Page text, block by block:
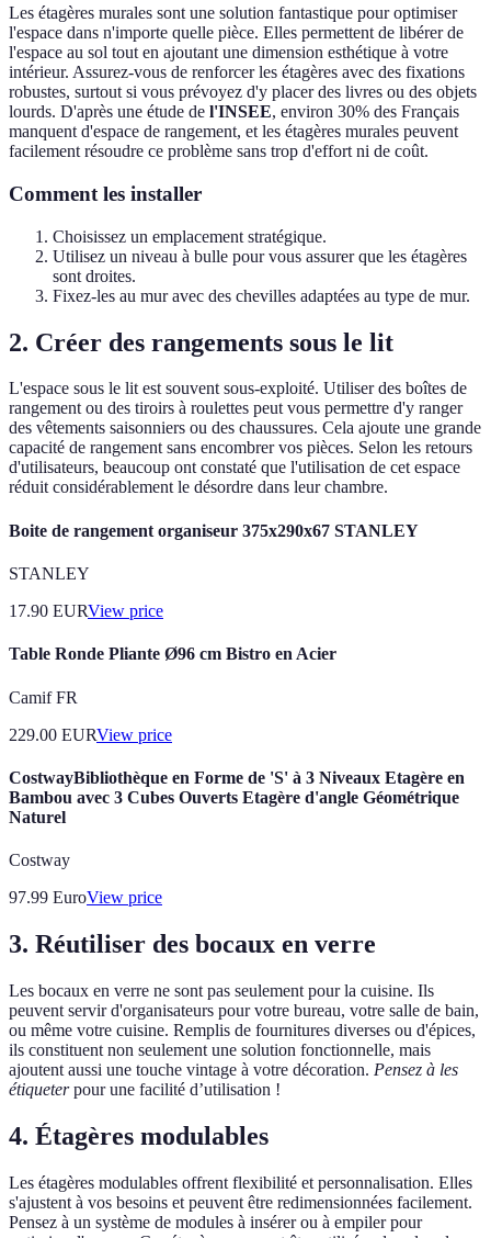
Les étagères murales sont une solution fantastique pour optimiser
l'espace dans n'importe quelle pièce. Elles permettent de libérer de
l'espace au sol tout en ajoutant une dimension esthétique à votre
intérieur. Assurez-vous de renforcer les étagères avec des fixations
robustes, surtout si vous prévoyez d'y placer des livres ou des objets
lourds. D'après une étude de l'INSEE, environ 30% des Français
manquent d'espace de rangement, et les étagères murales peuvent
facilement résoudre ce problème sans trop d'effort ni de coût.
Comment les installer
Choisissez un emplacement stratégique.
Utilisez un niveau à bulle pour vous assurer que les étagères
sont droites.
Fixez-les au mur avec des chevilles adaptées au type de mur.
2. Créer des rangements sous le lit
L'espace sous le lit est souvent sous-exploité. Utiliser des boîtes de
rangement ou des tiroirs à roulettes peut vous permettre d'y ranger
des vêtements saisonniers ou des chaussures. Cela ajoute une grande
capacité de rangement sans encombrer vos pièces. Selon les retours
d'utilisateurs, beaucoup ont constaté que l'utilisation de cet espace
réduit considérablement le désordre dans leur chambre.
Boite de rangement organiseur 375x290x67 STANLEY
STANLEY
17.90 EURView price
Table Ronde Pliante Ø96 cm Bistro en Acier
Camif FR
229.00 EURView price
CostwayBibliothèque en Forme de 'S' à 3 Niveaux Etagère en
Bambou avec 3 Cubes Ouverts Etagère d'angle Géométrique
Naturel
Costway
97.99 EuroView price
3. Réutiliser des bocaux en verre
Les bocaux en verre ne sont pas seulement pour la cuisine. Ils
peuvent servir d'organisateurs pour votre bureau, votre salle de bain,
ou même votre cuisine. Remplis de fournitures diverses ou d'épices,
ils constituent non seulement une solution fonctionnelle, mais
ajoutent aussi une touche vintage à votre décoration. Pensez à les
étiqueterpour une facilité d’utilisation !
4. Étagères modulables
Les étagères modulables offrent flexibilité et personnalisation. Elles
s'ajustent à vos besoins et peuvent être redimensionnées facilement.
Pensez à un système de modules à insérer ou à empiler pour